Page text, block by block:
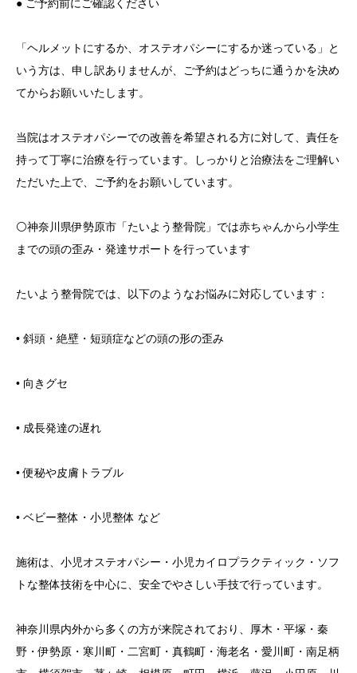
● ご予約前にご確認ください
「ヘルメットにするか、オステオパシーにするか迷っている」と
いう方は、申し訳ありませんが、ご予約はどっちに通うかを決め
てからお願いいたします。
当院はオステオパシーでの改善を希望される方に対して、責任を
持って丁寧に治療を行っています。しっかりと治療法をご理解い
ただいた上で、ご予約をお願いしています。
⚪️神奈川県伊勢原市「たいよう整骨院」では赤ちゃんから小学生
までの頭の歪み・発達サポートを行っています
たいよう整骨院では、以下のようなお悩みに対応しています：
• 斜頭・絶壁・短頭症などの頭の形の歪み
• 向きグセ
• 成長発達の遅れ
• 便秘や皮膚トラブル
• ベビー整体・小児整体 など
施術は、小児オステオパシー・小児カイロプラクティック・ソフ
トな整体技術を中心に、安全でやさしい手技で行っています。
神奈川県内外から多くの方が来院されており、厚木・平塚・秦
野・伊勢原・寒川町・二宮町・真鶴町・海老名・愛川町・南足柄